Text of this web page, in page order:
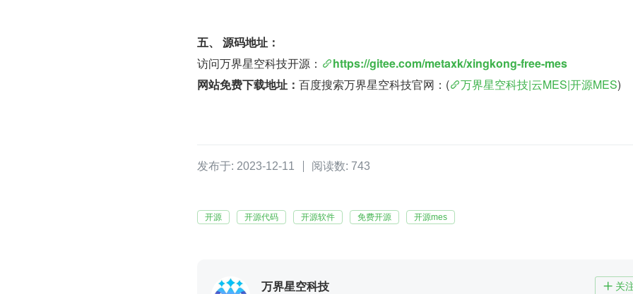
五、 源码地址：
访问万界星空科技开源：
https://gitee.com/metaxk/xingkong-free-mes
网站免费下载地址： 百度搜索万界星空科技官网：( 万界星空科技|云MES|开源MES)
发布于: 2023-12-11 阅读数: 743
开源 开源代码 开源软件 免费开源 开源mes
万界星空科技  关